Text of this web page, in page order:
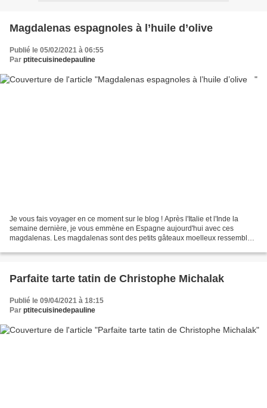
Magdalenas espagnoles à l’huile d’olive
Publié le 05/02/2021 à 06:55
Par ptitecuisinedepauline
Je vous fais voyager en ce moment sur le blog ! Après l'Italie et l'Inde la
semaine dernière, je vous emmène en Espagne aujourd'hui avec ces
magdalenas. Les magdalenas sont des petits gâteaux moelleux ressemblant
Parfaite tarte tatin de Christophe Michalak
Publié le 09/04/2021 à 18:15
Par ptitecuisinedepauline